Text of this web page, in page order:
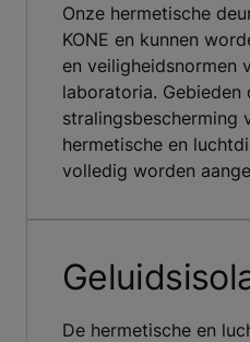
Onze hermetische
KONE en kunnen
en veiligheidsnormen
laboratoria. Gebieden
stralingsbescherming
hermetische en
volledig worden
De hermetische en